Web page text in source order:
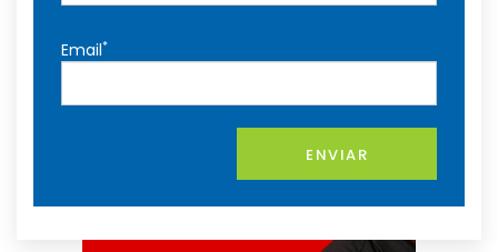
Email*
ENVIAR